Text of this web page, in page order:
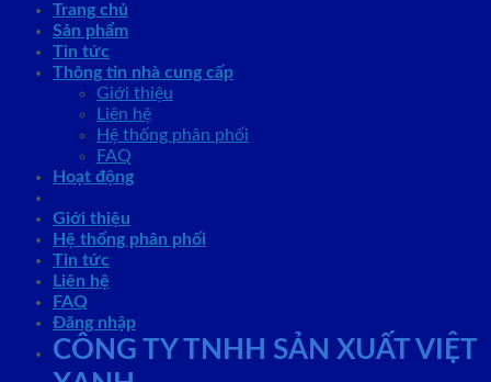
Trang chủ
Sản phẩm
Tin tức
Thông tin nhà cung cấp
Giới thiệu
Liên hệ
Hệ thống phân phối
FAQ
Hoạt động
Giới thiệu
Hệ thống phân phối
Tin tức
Liên hệ
FAQ
Đăng nhập
CÔNG TY TNHH SẢN XUẤT VIỆT